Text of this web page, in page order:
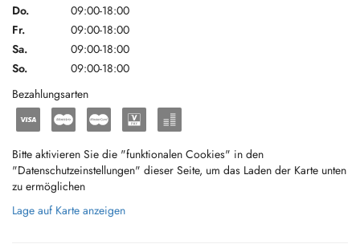
Do.
09:00-18:00
Fr.
09:00-18:00
Sa.
09:00-18:00
So.
09:00-18:00
Bezahlungsarten
Bitte aktivieren Sie die "funktionalen Cookies" in den
"Datenschutzeinstellungen" dieser Seite, um das Laden der Karte unten
zu ermöglichen
Lage auf Karte anzeigen